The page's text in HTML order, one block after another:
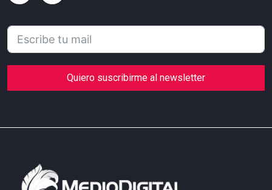
Quiero suscribirme al newsletter